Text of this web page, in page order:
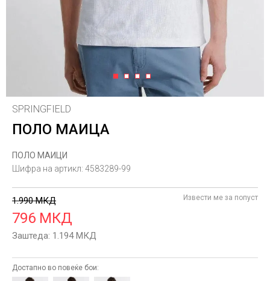
1 2 3 4
SPRINGFIELD
ПОЛО МАИЦА
ПОЛО МАИЦИ
Шифра на артикл: 4583289-99
1.990 МКД
796 МКД
Заштеда: 1.194 МКД
Извести ме за попуст
Достапно во повеќе бои: